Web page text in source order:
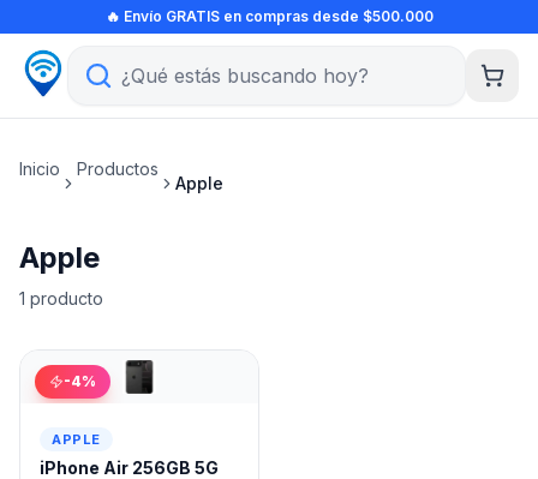
Ir al contenido principal🔥 Envío GRATIS en compras desde $500.000
Inicio Productos
Apple
Apple
1 producto
-4%
APPLE
iPhone Air 256GB 5G